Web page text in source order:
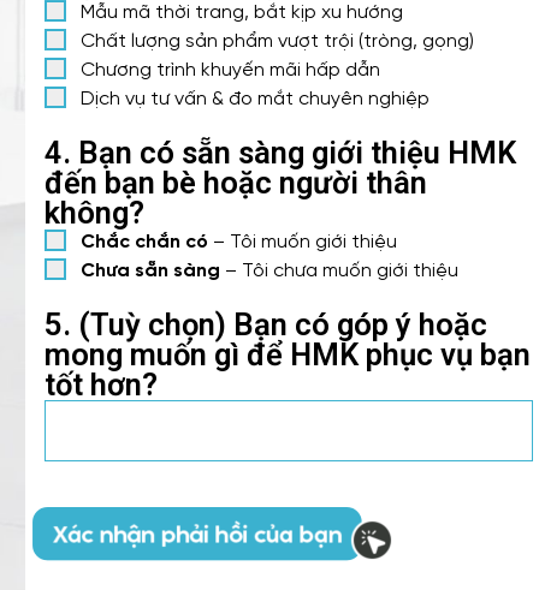
Mẫu mã thời trang, bắt kịp xu hướng
Chất lượng sản phẩm vượt trội (tròng, gọng)
Chương trình khuyến mãi hấp dẫn
Dịch vụ tư vấn & đo mắt chuyên nghiệp
4. Bạn có sẵn sàng giới thiệu HMK
đến bạn bè hoặc người thân
không?
Chắc chắn có – Tôi muốn giới thiệu
Chưa sẵn sàng – Tôi chưa muốn giới thiệu
5. (Tuỳ chọn) Bạn có góp ý hoặc
mong muốn gì để HMK phục vụ bạn
tốt hơn?